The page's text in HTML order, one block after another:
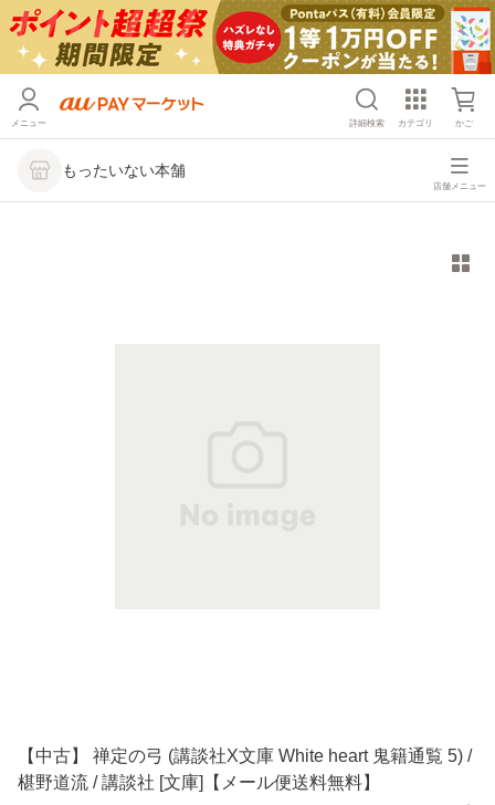
メニュー 詳細検索 カテゴリ かご
もったいない本舗
店舗メニュー
【中古】 禅定の弓 (講談社X文庫 White heart 鬼籍通覧 5) /
椹野道流 / 講談社 [文庫]【メール便送料無料】